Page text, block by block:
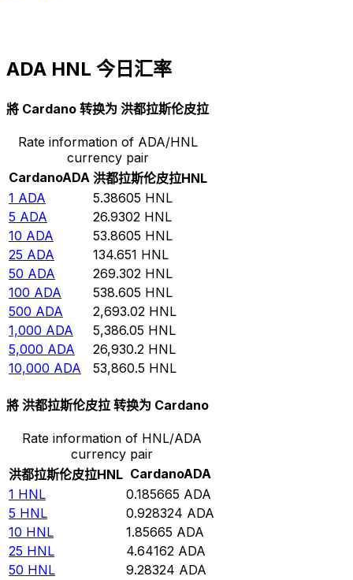
ADA HNL 今日汇率
將 Cardano 转换为 洪都拉斯伦皮拉
Rate information of ADA/HNL
currency pair
CardanoADA 洪都拉斯伦皮拉HNL
1 ADA 5.38605 HNL
5 ADA 26.9302 HNL
10 ADA 53.8605 HNL
25 ADA 134.651 HNL
50 ADA 269.302 HNL
100 ADA 538.605 HNL
500 ADA 2,693.02 HNL
1,000 ADA 5,386.05 HNL
5,000 ADA 26,930.2 HNL
10,000 ADA 53,860.5 HNL
將 洪都拉斯伦皮拉 转换为 Cardano
Rate information of HNL/ADA
currency pair
洪都拉斯伦皮拉HNL CardanoADA
1 HNL 0.185665 ADA
5 HNL 0.928324 ADA
10 HNL 1.85665 ADA
25 HNL 4.64162 ADA
50 HNL 9.28324 ADA